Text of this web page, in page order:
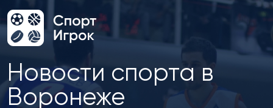
Новости спорта в
Воронеже